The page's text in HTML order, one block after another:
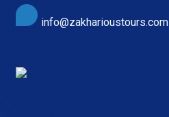
info@zakharioustours.com